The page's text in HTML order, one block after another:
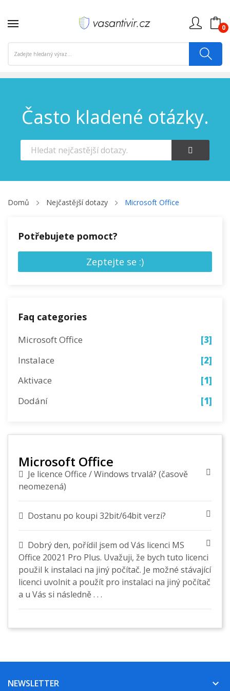
0
Často kladené otázky.
Domů Nejčastější dotazy Microsoft Office
Potřebujete pomoct?
Zeptejte se :)
Faq categories
Microsoft Office
[3]
Instalace
[2]
Aktivace
[1]
Dodání
[1]
Microsoft Office
Je licence Office / Windows trvalá? (časově
neomezená)
Dostanu po koupi 32bit/64bit verzi?
Dobrý den, pořídil jsem od Vás licenci MS
Office 20021 Pro Plus. Uvažuji, že bych tuto licenci
použil k instalaci na jiný počítač. Je možné stávající
licenci uvolnit a použít pro instalaci na jiný počítač
a u Vás si následně . . .
NEWSLETTER keyboard_arrow_down